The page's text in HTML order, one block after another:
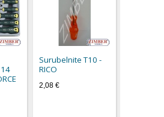
14
Surubelnite Т10 -
RICO
2,08 €